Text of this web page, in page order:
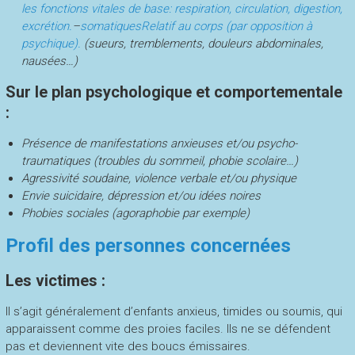
les fonctions vitales de base: respiration, circulation, digestion,
excrétion.–somatiquesRelatif au corps (par opposition à
psychique). (sueurs, tremblements, douleurs abdominales,
nausées…)
Sur le plan psychologique et comportementale
:
Présence de manifestations anxieuses et/ou psycho-
traumatiques (troubles du sommeil, phobie scolaire…)
Agressivité soudaine, violence verbale et/ou physique
Envie suicidaire, dépression et/ou idées noires
Phobies sociales (agoraphobie par exemple)
Profil des personnes concernées
Les victimes :
Il s’agit généralement d’enfants anxieus, timides ou soumis, qui
apparaissent comme des proies faciles. Ils ne se défendent
pas et deviennent vite des boucs émissaires.